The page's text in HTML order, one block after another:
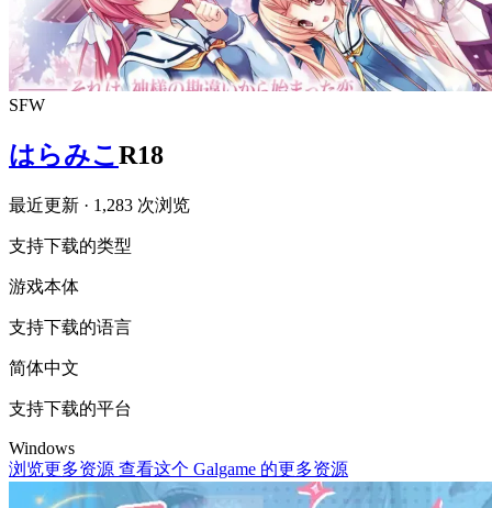
SFW
はらみこR18
最近更新 · 1,283 次浏览
支持下载的类型
游戏本体
支持下载的语言
简体中文
支持下载的平台
Windows
浏览更多资源 查看这个 Galgame 的更多资源